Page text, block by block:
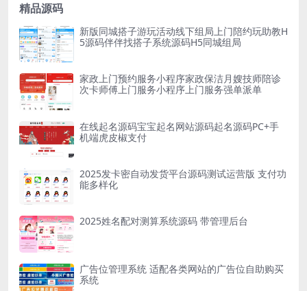
精品源码
新版同城搭子游玩活动线下组局上门陪约玩助教H
5源码伴伴找搭子系统源码H5同城组局
家政上门预约服务小程序家政保洁月嫂技师陪诊
次卡师傅上门服务小程序上门服务强单派单
在线起名源码宝宝起名网站源码起名源码PC+手
机端虎皮椒支付
2025发卡密自动发货平台源码测试运营版 支付功
能多样化
2025姓名配对测算系统源码 带管理后台
广告位管理系统 适配各类网站的广告位自助购买
系统